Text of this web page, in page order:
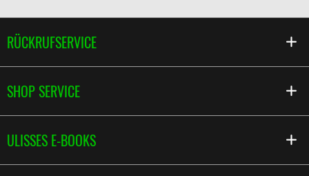
RÜCKRUFSERVICE
SHOP SERVICE
ULISSES E-BOOKS